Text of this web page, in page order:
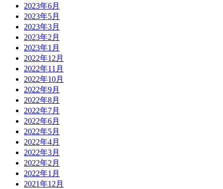
2023年6月
2023年5月
2023年3月
2023年2月
2023年1月
2022年12月
2022年11月
2022年10月
2022年9月
2022年8月
2022年7月
2022年6月
2022年5月
2022年4月
2022年3月
2022年2月
2022年1月
2021年12月